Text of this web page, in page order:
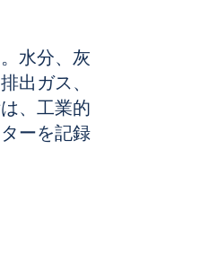
水分、灰
出ガス、
、工業的
ーを記録